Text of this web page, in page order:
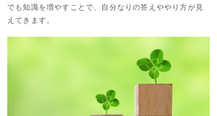
でも知識を増やすことで、自分なりの答えややり方が見
えてきます。